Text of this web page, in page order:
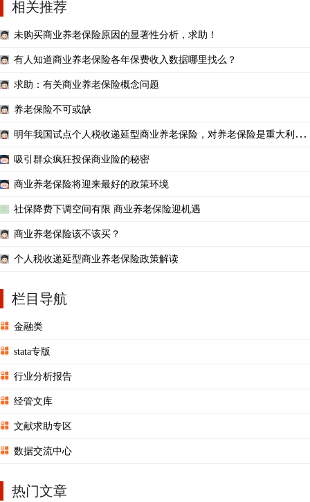
相关推荐
未购买商业养老保险原因的显著性分析，求助！
有人知道商业养老保险各年保费收入数据哪里找么？
求助：有关商业养老保险概念问题
养老保险不可或缺
明年我国试点个人税收递延型商业养老保险，对养老保险是重大利好
吸引群众疯狂投保商业险的秘密
商业养老保险将迎来最好的政策环境
社保降费下调空间有限 商业养老保险迎机遇
商业养老保险该不该买？
个人税收递延型商业养老保险政策解读
栏目导航
金融类
stata专版
行业分析报告
经管文库
文献求助专区
数据交流中心
热门文章